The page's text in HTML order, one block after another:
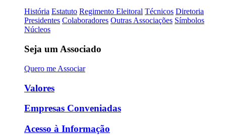
História Estatuto Regimento Eleitoral Técnicos Diretoria
Presidentes Colaboradores Outras Associações Símbolos
Núcleos
Seja um Associado
Quero me Associar
Valores
Empresas Conveniadas
Acesso à Informação